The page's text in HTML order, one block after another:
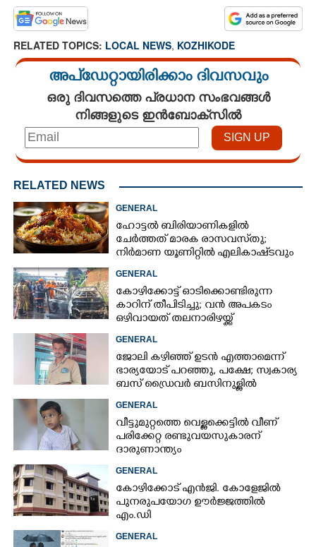
RELATED TOPICS: LOCAL NEWS, KOZHIKODE
അപ്ഡേറ്റായിരിക്കാം ദിവസവും
ഒരു ദിവസത്തെ പ്രധാന സംഭവങ്ങൾ
നിങ്ങളുടെ ഇൻബോക്സിൽ
RELATED NEWS
GENERAL
ഹോട്ടൽ ബിരിയാണികളിൽ
ചേർത്തത് മാരക രാസവസ്‌തു;
നിർമാണ യൂണിറ്റിൽ എലികാഷ്‌ടവും
GENERAL
കോഴിക്കോട്ട് ഓടിക്കൊണ്ടിരുന്ന
കാറിന് തീപിടിച്ചു; വൻ അപകടം
ഒഴിവായത് തലനാരിഴയ്ക്ക്
GENERAL
ജോലി കഴിഞ്ഞ് ഉടൻ എത്താമെന്ന്
ഭാര്യയോട് പറഞ്ഞു, പക്ഷേ; സ്വകാര്യ
ബസ് ഡ്രൈവ‌ർ ബസിനുള്ളിൽ
GENERAL
വീട്ടുമുറ്റത്തെ വെള്ളക്കെട്ടിൽ വീണ്
പരിക്കേറ്റ രണ്ടുവയസുകാരന്
ദാരുണാന്ത്യം
GENERAL
കോഴിക്കോട് എൻജി. കോളേജിൽ
പുനരുപയോഗ ഊർജ്ജത്തിൽ
എം.ഡി
GENERAL